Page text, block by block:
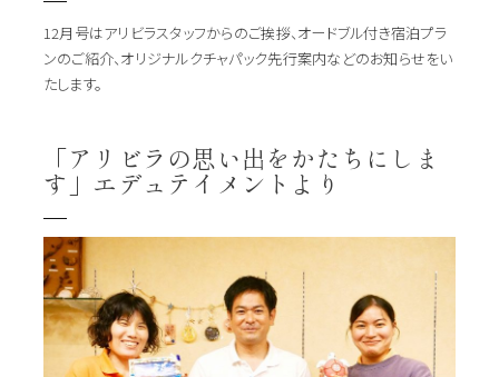
12月号はアリビラスタッフからのご挨拶、オードブル付き宿泊プラ
ンのご紹介、オリジナルクチャパック先行案内などのお知らせをい
たします。
「アリビラの思い出をかたちにしま
す」エデュテイメントより